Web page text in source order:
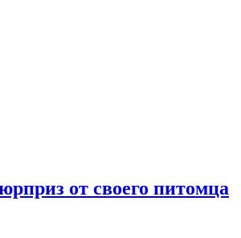
от своего питомца